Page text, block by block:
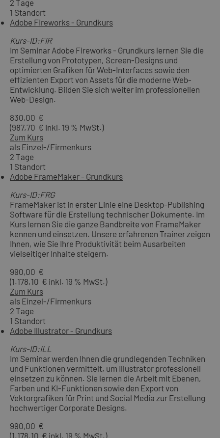
2 Tage
1 Standort
Adobe Fireworks - Grundkurs
Kurs-ID:FIR
Im Seminar Adobe Fireworks - Grundkurs lernen Sie die
Erstellung von Prototypen, Screen-Designs und
optimierten Grafiken für Web-Interfaces sowie den
effizienten Export von Assets für die moderne Web-
Entwicklung. Bilden Sie sich weiter im professionellen
Web-Design.
830,00 €
(987,70 € inkl. 19 % MwSt.)
Zum Kurs
als Einzel-/Firmenkurs
2 Tage
1 Standort
Adobe FrameMaker - Grundkurs
Kurs-ID:FRG
FrameMaker ist in erster Linie eine Desktop-Publishing
Software für die Erstellung technischer Dokumente. Im
Kurs lernen Sie die ganze Bandbreite von FrameMaker
kennen und einsetzen. Unsere erfahrenen Trainer zeigen
Ihnen, wie Sie Ihre Produktivität beim Ausarbeiten
vielseitiger Inhalte steigern.
990,00 €
(1.178,10 € inkl. 19 % MwSt.)
Zum Kurs
als Einzel-/Firmenkurs
2 Tage
1 Standort
Adobe Illustrator - Grundkurs
Kurs-ID:ILL
Im Seminar werden Ihnen die grundlegenden Techniken
und Funktionen vermittelt, um Illustrator professionell
einsetzen zu können. Sie lernen die Arbeit mit Ebenen,
Farben und KI-Funktionen sowie den Export von
Vektorgrafiken für Print und Social Media zur Erstellung
hochwertiger Corporate Designs.
990,00 €
(1.178,10 € inkl. 19 % MwSt.)